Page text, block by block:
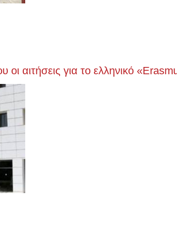
οι αιτήσεις για το ελληνικό